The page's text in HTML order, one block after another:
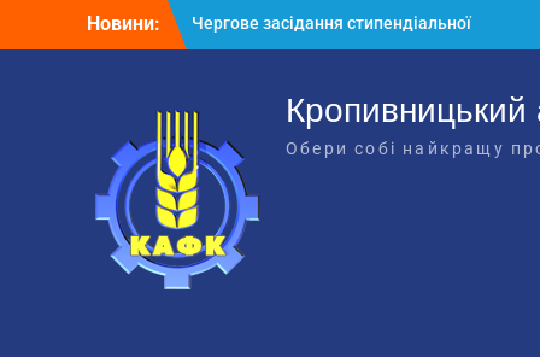
Новини:
Чергове засідання стипендіальної
комісії: основні рішення
Крок до сучасної підприємницької
освіти
Щасливої дороги, випускники!
ВСТУП-2026
Обери собі найкращу